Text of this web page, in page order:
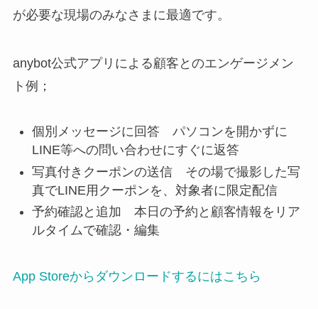
が必要な現場のみなさまに最適です。
anybot公式アプリによる顧客とのエンゲージメン
ト例；
個別メッセージに回答 パソコンを開かずに
LINE等への問い合わせにすぐに返答
写真付きクーポンの送信 その場で撮影した写
真でLINE用クーポンを、対象者に限定配信
予約確認と追加 本日の予約と顧客情報をリア
ルタイムで確認・編集
App Storeからダウンロードするにはこちら